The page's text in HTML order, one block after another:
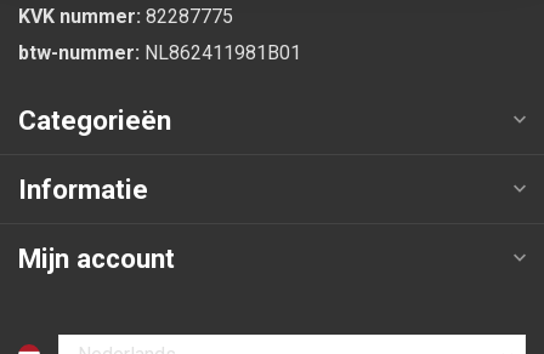
KVK nummer: 82287775
btw-nummer: NL862411981B01
Categorieën
Informatie
Mijn account